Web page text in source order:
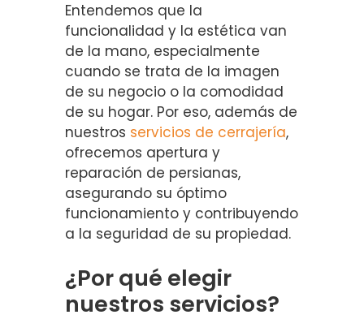
Entendemos que la
funcionalidad y la estética van
de la mano, especialmente
cuando se trata de la imagen
de su negocio o la comodidad
de su hogar. Por eso, además de
nuestros servicios de cerrajería,
ofrecemos apertura y
reparación de persianas,
asegurando su óptimo
funcionamiento y contribuyendo
a la seguridad de su propiedad.
¿Por qué elegir
nuestros servicios?